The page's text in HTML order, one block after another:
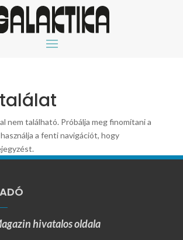
nem található. Próbálja meg finomítani a
a fenti navigációt, hogy
hivatalos oldala